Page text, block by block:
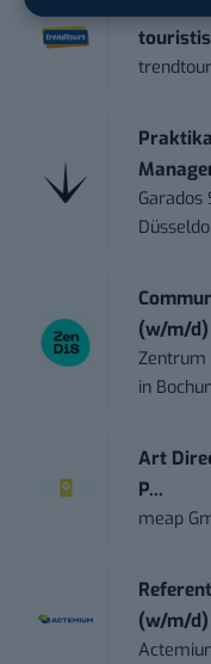
Garados
(w/m/d)
Zentrum
in
Art
P...
meap
(w/m/d)